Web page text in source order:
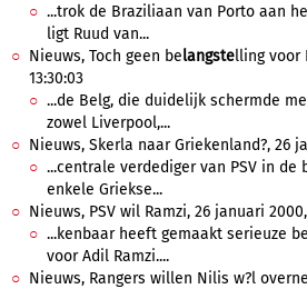
...trok de Braziliaan van Porto aan
ligt Ruud van...
Nieuws, Toch geen belangstelling voor
13:30:03
...de Belg, die duidelijk schermde
zowel Liverpool,...
Nieuws, Skerla naar Griekenland?, 26
...centrale verdediger van PSV in de
enkele Griekse...
Nieuws, PSV wil Ramzi, 26 januari 2000,
...kenbaar heeft gemaakt serieuze be
voor Adil Ramzi....
Nieuws, Rangers willen Nilis w?l